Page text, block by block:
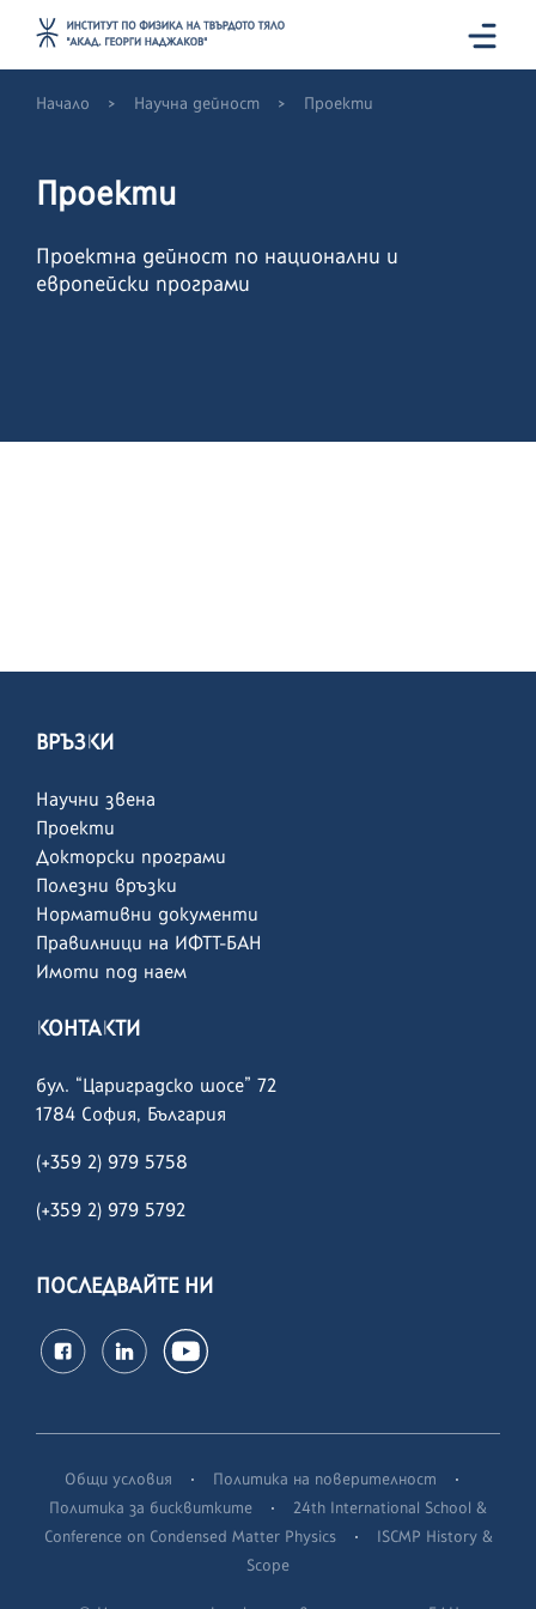
Начало > Научна дейност > Проекти
Проекти
Проектна дейност по национални и
европейски програми
ВРЪЗКИ
Научни звена
Проекти
Докторски програми
Полезни връзки
Нормативни документи
Правилници на ИФТТ-БАН
Имоти под наем
КОНТАКТИ
бул. “Цариградско шосе” 72
1784 София, България
(+359 2) 979 5758
(+359 2) 979 5792
ПОСЛЕДВАЙТЕ НИ
Общи условия · Политика на поверителност ·
Политика за бисквитките ·
24th International School &
Conference on Condensed Matter Physics·
ISCMP History &
Scope